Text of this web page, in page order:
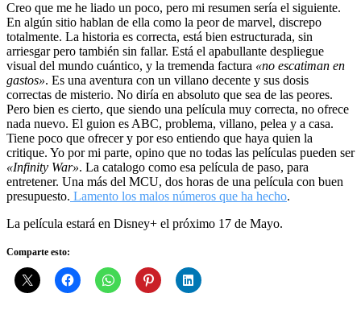
Creo que me he liado un poco, pero mi resumen sería el siguiente.
En algún sitio hablan de ella como la peor de marvel, discrepo
totalmente. La historia es correcta, está bien estructurada, sin
arriesgar pero también sin fallar. Está el apabullante despliegue
visual del mundo cuántico, y la tremenda factura «no escatiman en
gastos». Es una aventura con un villano decente y sus dosis
correctas de misterio. No diría en absoluto que sea de las peores.
Pero bien es cierto, que siendo una película muy correcta, no ofrece
nada nuevo. El guion es ABC, problema, villano, pelea y a casa.
Tiene poco que ofrecer y por eso entiendo que haya quien la
critique. Yo por mi parte, opino que no todas las películas pueden ser
«Infinity War». La catalogo como esa película de paso, para
entretener. Una más del MCU, dos horas de una película con buen
presupuesto. Lamento los malos números que ha hecho.
La película estará en Disney+ el próximo 17 de Mayo.
Comparte esto: